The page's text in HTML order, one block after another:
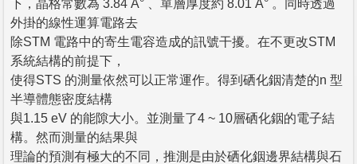
下，晶格常數為 3.84 A° 、單層厚度約 8.01 A° 。同時透過
外掛的線性運算電路去
除STM 電路中的寄生電容造成的訊號干擾。在不更改STM
系統結構的前提下，
使得STS 的測量依然可以正常運作。得到硒化銦清楚的n 型
半導體態密度結構
與1.15 eV 的能隙大小。並測量了4 ~ 10層硒化銦的電子結
構。然而測量的結果與
理論的預測有極大的不同，推測是由於硒化銦邊界結構與石